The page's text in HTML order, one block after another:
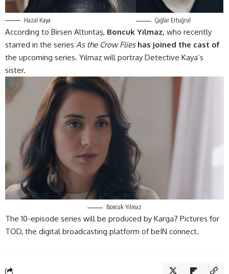
Hazal Kaya Çağlar Ertuğrul
According to Birsen Altuntaş, Boncuk Yılmaz, who recently
starred in the series As the Crow Flies has joined the cast of
the upcoming series. Yılmaz will portray Detective Kaya’s
sister.
Boncuk Yılmaz
The 10-episode series will be produced by Karga7 Pictures for
TOD, the digital broadcasting platform ofbeIN connect.